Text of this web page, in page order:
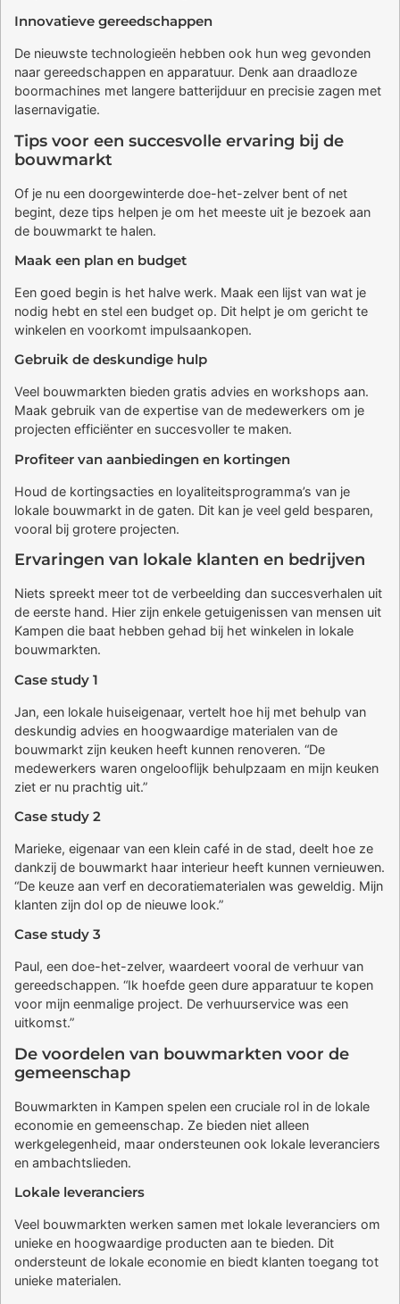
Innovatieve gereedschappen
De nieuwste technologieën hebben ook hun weg gevonden
naar gereedschappen en apparatuur. Denk aan draadloze
boormachines met langere batterijduur en precisie zagen met
lasernavigatie.
Tips voor een succesvolle ervaring bij de
bouwmarkt
Of je nu een doorgewinterde doe-het-zelver bent of net
begint, deze tips helpen je om het meeste uit je bezoek aan
de bouwmarkt te halen.
Maak een plan en budget
Een goed begin is het halve werk. Maak een lijst van wat je
nodig hebt en stel een budget op. Dit helpt je om gericht te
winkelen en voorkomt impulsaankopen.
Gebruik de deskundige hulp
Veel bouwmarkten bieden gratis advies en workshops aan.
Maak gebruik van de expertise van de medewerkers om je
projecten efficiënter en succesvoller te maken.
Profiteer van aanbiedingen en kortingen
Houd de kortingsacties en loyaliteitsprogramma’s van je
lokale bouwmarkt in de gaten. Dit kan je veel geld besparen,
vooral bij grotere projecten.
Ervaringen van lokale klanten en bedrijven
Niets spreekt meer tot de verbeelding dan succesverhalen uit
de eerste hand. Hier zijn enkele getuigenissen van mensen uit
Kampen die baat hebben gehad bij het winkelen in lokale
bouwmarkten.
Case study 1
Jan, een lokale huiseigenaar, vertelt hoe hij met behulp van
deskundig advies en hoogwaardige materialen van de
bouwmarkt zijn keuken heeft kunnen renoveren. “De
medewerkers waren ongelooflijk behulpzaam en mijn keuken
ziet er nu prachtig uit.”
Case study 2
Marieke, eigenaar van een klein café in de stad, deelt hoe ze
dankzij de bouwmarkt haar interieur heeft kunnen vernieuwen.
“De keuze aan verf en decoratiematerialen was geweldig. Mijn
klanten zijn dol op de nieuwe look.”
Case study 3
Paul, een doe-het-zelver, waardeert vooral de verhuur van
gereedschappen. “Ik hoefde geen dure apparatuur te kopen
voor mijn eenmalige project. De verhuurservice was een
uitkomst.”
De voordelen van bouwmarkten voor de
gemeenschap
Bouwmarkten in Kampen spelen een cruciale rol in de lokale
economie en gemeenschap. Ze bieden niet alleen
werkgelegenheid, maar ondersteunen ook lokale leveranciers
en ambachtslieden.
Lokale leveranciers
Veel bouwmarkten werken samen met lokale leveranciers om
unieke en hoogwaardige producten aan te bieden. Dit
ondersteunt de lokale economie en biedt klanten toegang tot
unieke materialen.